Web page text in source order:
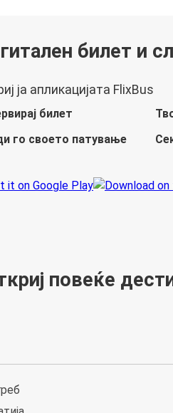
билет и
ја апликацијата FlixBus
билет
го своето патување
повеќе